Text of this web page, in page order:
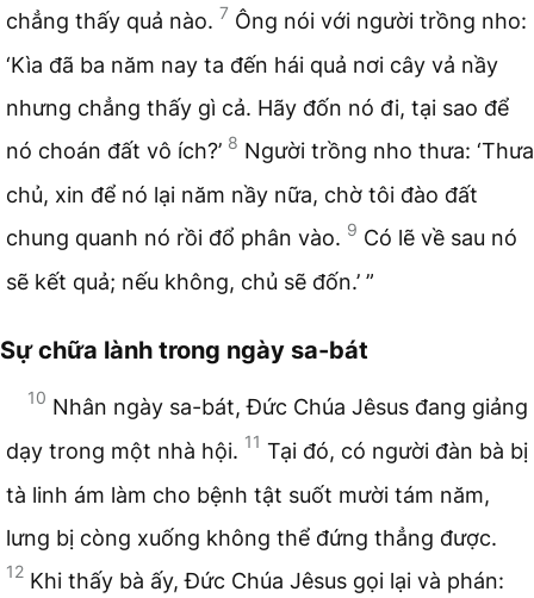
chẳng thấy quả nào. 7 Ông nói với người trồng nho:
‘Kìa đã ba năm nay ta đến hái quả nơi cây vả nầy
nhưng chẳng thấy gì cả. Hãy đốn nó đi, tại sao để
nó choán đất vô ích?’ 8 Người trồng nho thưa: ‘Thưa
chủ, xin để nó lại năm nầy nữa, chờ tôi đào đất
chung quanh nó rồi đổ phân vào. 9 Có lẽ về sau nó
sẽ kết quả; nếu không, chủ sẽ đốn.’ ”
Sự chữa lành trong ngày sa-bát
10 Nhân ngày sa-bát, Đức Chúa Jêsus đang giảng
dạy trong một nhà hội. 11 Tại đó, có người đàn bà bị
tà linh ám làm cho bệnh tật suốt mười tám năm,
lưng bị còng xuống không thể đứng thẳng được.
12 Khi thấy bà ấy, Đức Chúa Jêsus gọi lại và phán: